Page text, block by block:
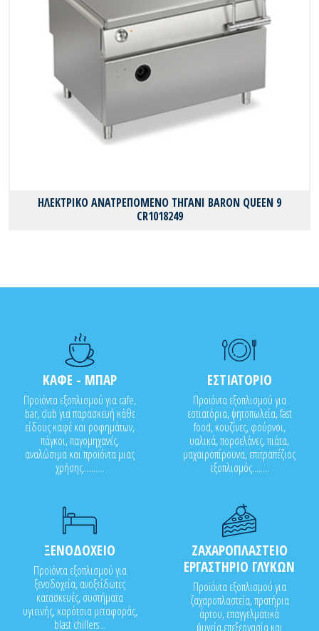
ΗΛΕΚΤΡΙΚΟ ΑΝΑΤΡΕΠΟΜΕΝΟ ΤΗΓΑΝΙ BARON QUEEN 9
CR1018249
ΚΑΦΕ - ΜΠΑΡ
Προϊόντα εξοπλισμού για cafe,
bar, club για παρασκευή κάθε
είδους καφέ και ροφημάτων,
πάγκοι, παγομηχανές,
αναλώσιμα και προϊόντα μιας
χρήσης..........
ΕΣΤΙΑΤΟΡΙΟ
Προϊόντα εξοπλισμού για
εστιατόρια, ψητοπωλεία, fast
food, κουζίνες, φούρνοι,
υαλικά, πορσελάνες, πιάτα,
μαχαιροπίρουνα, επιτραπέζιος
εξοπλισμός........
ΞΕΝΟΔΟΧΕΙΟ
Προϊόντα εξοπλισμού για
ξενοδοχεία, ανοξείδωτες
κατασκευές, συστήματα
υγιεινής, καρότσια μεταφοράς,
blast chillers...
ΖΑΧΑΡΟΠΛΑΣΤΕΙΟ
ΕΡΓΑΣΤΗΡΙΟ ΓΛΥΚΩΝ
Προϊόντα εξοπλισμού για
ζαχαροπλαστεία, πρατήρια
άρτου, επαγγελματικά
ψυγεία,επεξεργασία και